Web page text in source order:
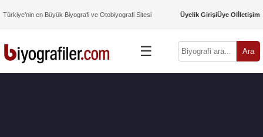
Türkiye’nin en Büyük Biyografi ve Otobiyografi Sitesi Üyelik GirişiÜye Olİletişim
☰ Ara